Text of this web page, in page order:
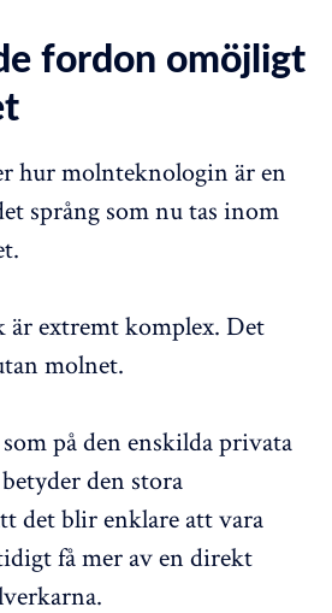
fordon omöjligt
hur molnteknologin är en
språng som nu tas inom
extremt komplex. Det
molnet.
på den enskilda privata
den stora
det blir enklare att vara
få mer av en direkt